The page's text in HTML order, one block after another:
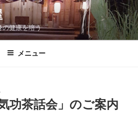
の健康を培う
メニュー
功茶話会」のご案内